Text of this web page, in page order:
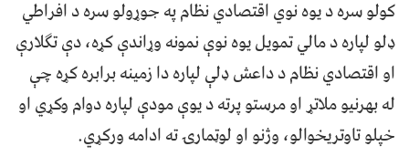
کولو سره د یوه نوي اقتصادي نظام په جوړولو سره د افراطي
ډلو لپاره د مالي تمویل یوه نوې نمونه وړاندې کړه، دې تګلارې
او اقتصادي نظام د داعش ډلې لپاره دا زمینه برابره کړه چې
له بهرنیو ملاتړ او مرستو پرته د یوې مودې لپاره دوام وکړي او
خپلو تاوتریخوالو، وژنو او لوټمارۍ ته ادامه ورکړي.